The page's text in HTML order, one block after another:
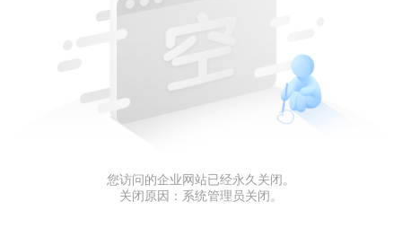
您访问的企业网站已经永久关闭。
关闭原因：系统管理员关闭。